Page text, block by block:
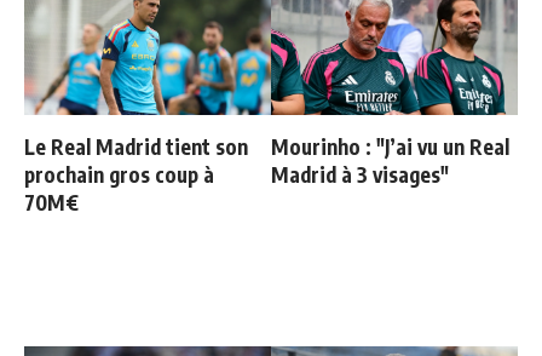
Le Real Madrid tient son
prochain gros coup à
70M€
Mourinho : "J’ai vu un Real
Madrid à 3 visages"